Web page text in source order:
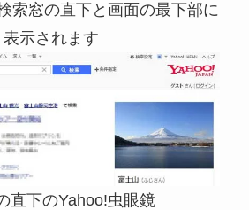
索窓の直下と画面の最下部に
表示されます
直下のYahoo!虫眼鏡